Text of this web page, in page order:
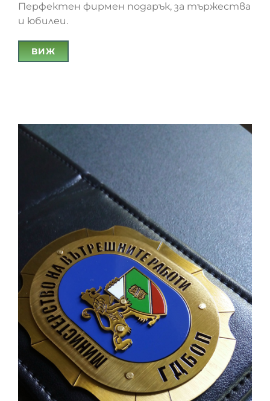
Перфектен фирмен подарък, за тържества
и юбилеи.
ВИЖ